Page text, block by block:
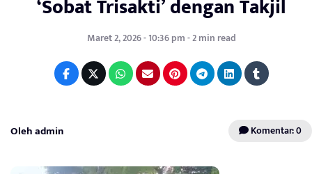
‘Sobat Trisakti’ dengan Takjil
Maret 2, 2026 - 10:36 pm - 2 min read
Oleh admin Komentar: 0